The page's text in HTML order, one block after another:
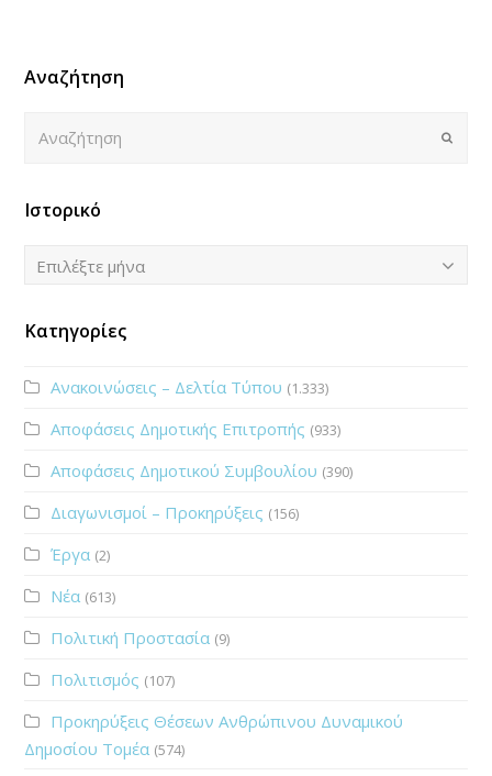
Αναζήτηση
Submit
Ιστορικό
Ιστορικό
Επιλέξτε μήνα
Κατηγορίες
Ανακοινώσεις – Δελτία Τύπου (1.333)
Αποφάσεις Δημοτικής Επιτροπής (933)
Αποφάσεις Δημοτικού Συμβουλίου (390)
Διαγωνισμοί – Προκηρύξεις (156)
Έργα (2)
Νέα (613)
Πολιτική Προστασία (9)
Πολιτισμός (107)
Προκηρύξεις Θέσεων Ανθρώπινου Δυναμικού
Δημοσίου Τομέα (574)